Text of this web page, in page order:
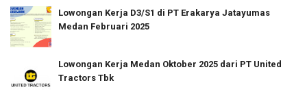
Lowongan Kerja D3/S1 di PT Erakarya Jatayumas
Medan Februari 2025
Lowongan Kerja Medan Oktober 2025 dari PT United
Tractors Tbk